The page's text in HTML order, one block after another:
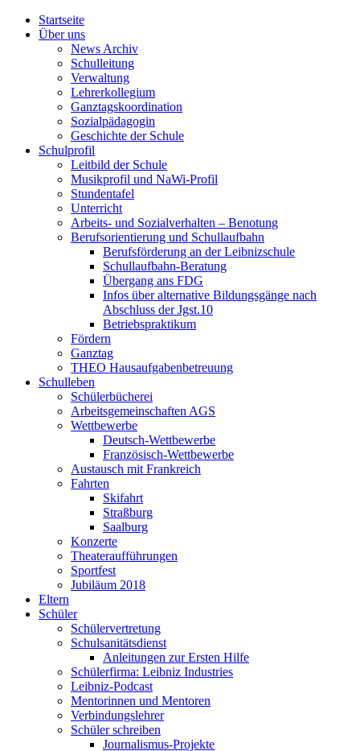
Startseite
Über uns
News Archiv
Schulleitung
Verwaltung
Lehrerkollegium
Ganztagskoordination
Sozialpädagogin
Geschichte der Schule
Schulprofil
Leitbild der Schule
Musikprofil und NaWi-Profil
Stundentafel
Unterricht
Arbeits- und Sozialverhalten – Benotung
Berufsorientierung und Schullaufbahn
Berufsförderung an der Leibnizschule
Schullaufbahn-Beratung
Übergang ans FDG
Infos über alternative Bildungsgänge nach
Abschluss der Jgst.10
Betriebspraktikum
Fördern
Ganztag
THEO Hausaufgabenbetreuung
Schulleben
Schülerbücherei
Arbeitsgemeinschaften AGS
Wettbewerbe
Deutsch-Wettbewerbe
Französisch-Wettbewerbe
Austausch mit Frankreich
Fahrten
Skifahrt
Straßburg
Saalburg
Konzerte
Theateraufführungen
Sportfest
Jubiläum 2018
Eltern
Schüler
Schülervertretung
Schulsanitätsdienst
Anleitungen zur Ersten Hilfe
Schülerfirma: Leibniz Industries
Leibniz-Podcast
Mentorinnen und Mentoren
Verbindungslehrer
Schüler schreiben
Journalismus-Projekte